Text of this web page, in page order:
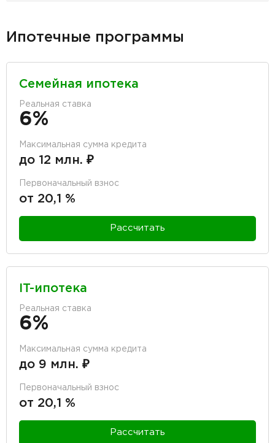
Ипотечные программы
Семейная ипотека
Реальная ставка
6%
Максимальная сумма кредита
до 12 млн. ₽
Первоначальный взнос
от 20,1 %
Рассчитать
IT-ипотека
Реальная ставка
6%
Максимальная сумма кредита
до 9 млн. ₽
Первоначальный взнос
от 20,1 %
Рассчитать